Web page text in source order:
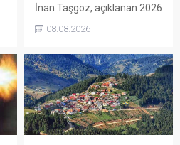
İnan Taşgöz, açıklanan 2026
üzerinden iktidar
eleştirdi. Taşgöz, üreticinin
emeğinin karşılığını
alamadığını savunarak,
Giresun milletvekillerini
sessiz kalmakla suçladı.
08.08.2026